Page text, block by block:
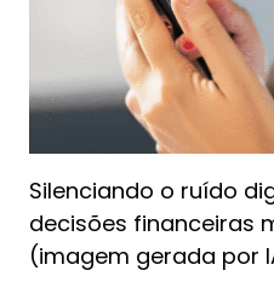
Silenciando o ruído
decisões financeiras
(imagem gerada por